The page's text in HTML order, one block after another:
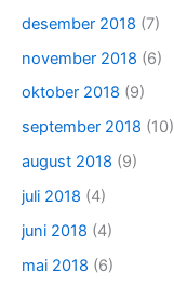
desember 2018 (7)
november 2018 (6)
oktober 2018 (9)
september 2018 (10)
august 2018 (9)
juli 2018 (4)
juni 2018 (4)
mai 2018 (6)